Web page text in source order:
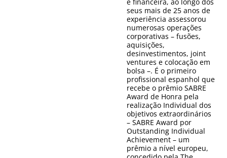
seus mais de 25 anos de
experiência assessorou
numerosas operações
corporativas – fusões,
aquisições,
desinvestimentos, joint
ventures e colocação em
bolsa –. É o primeiro
profissional espanhol que
recebe o prêmio SABRE
Award de Honra pela
realização Individual dos
objetivos extraordinários
– SABRE Award por
Outstanding Individual
Achievement – um
prêmio a nível europeu,